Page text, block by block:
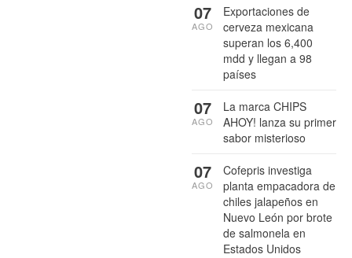
Exportaciones de
cerveza mexicana
superan los 6,400
mdd y llegan a 98
países
07
AGO
La marca CHIPS
AHOY! lanza su primer
sabor misterioso
07
AGO
Cofepris investiga
planta empacadora de
chiles jalapeños en
Nuevo León por brote
de salmonela en
Estados Unidos
07
AGO